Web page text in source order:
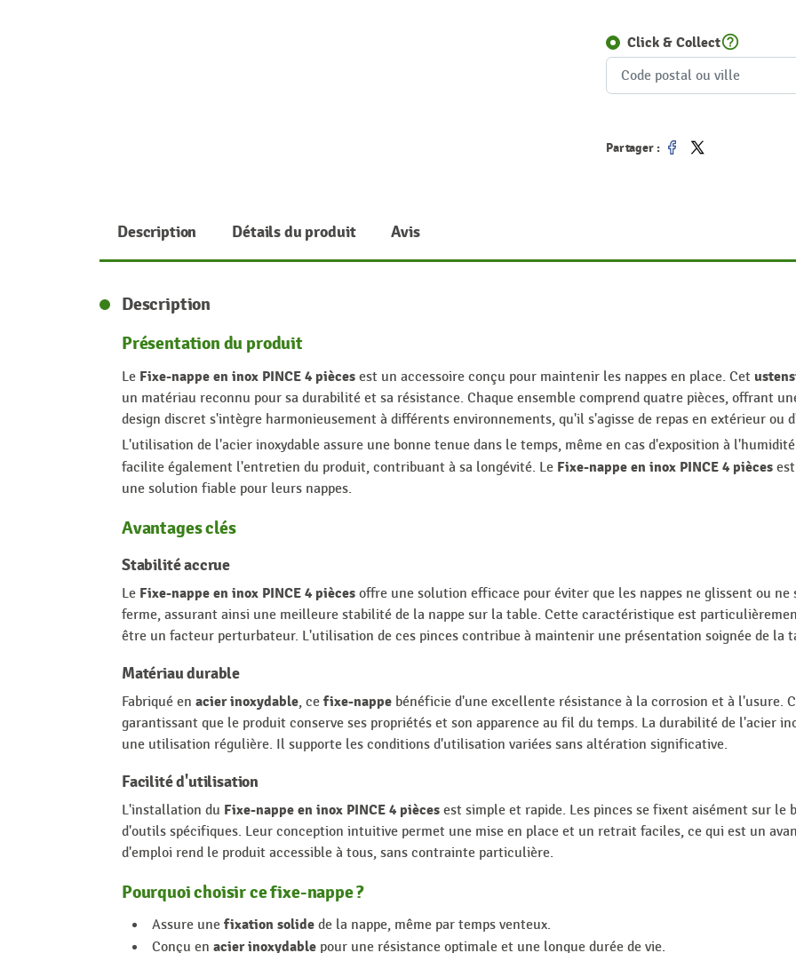
Click & Collecthelp_outline
Partager :
Description Détails du produit Avis
Description
Présentation du produit
Le Fixe-nappe en inox PINCE 4 pièces est un accessoire conçu pour maintenir les nappes en place. Cet
un matériau reconnu pour sa durabilité et sa résistance. Chaque ensemble comprend quatre pièces, offrant
design discret s'intègre harmonieusement à différents environnements, qu'il s'agisse de repas en extérieur ou
L'utilisation de l'acier inoxydable assure une bonne tenue dans le temps, même en cas d'exposition à
facilite également l'entretien du produit, contribuant à sa longévité. Le Fixe-nappe en inox PINCE 4 pièces
une solution fiable pour leurs nappes.
Avantages clés
Stabilité accrue
Le Fixe-nappe en inox PINCE 4 pièces offre une solution efficace pour éviter que les nappes ne glissent ou
ferme, assurant ainsi une meilleure stabilité de la nappe sur la table. Cette caractéristique est
être un facteur perturbateur. L'utilisation de ces pinces contribue à maintenir une présentation soignée de la
Matériau durable
Fabriqué en acier inoxydable, ce fixe-nappe bénéficie d'une excellente résistance à la corrosion et à l'usure.
garantissant que le produit conserve ses propriétés et son apparence au fil du temps. La durabilité de l'acier
une utilisation régulière. Il supporte les conditions d'utilisation variées sans altération significative.
Facilité d'utilisation
L'installation du Fixe-nappe en inox PINCE 4 pièces est simple et rapide. Les pinces se fixent aisément sur le
d'outils spécifiques. Leur conception intuitive permet une mise en place et un retrait faciles, ce qui est un
d'emploi rend le produit accessible à tous, sans contrainte particulière.
Pourquoi choisir ce fixe-nappe ?
Assure une fixation solide de la nappe, même par temps venteux.
Conçu en acier inoxydable pour une résistance optimale et une longue durée de vie.